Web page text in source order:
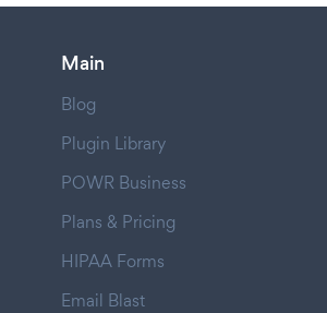
Main
Blog
Plugin Library
POWR Business
Plans & Pricing
HIPAA Forms
Email Blast